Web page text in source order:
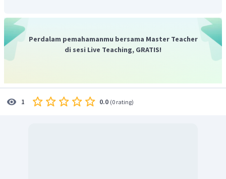
bahwa
Jadi, pilihan jawaban yang tepat adalah C.
Perdalam pemahamanmu bersama Master Teacher
di sesi Live Teaching, GRATIS!
1 0.0 (0 rating)